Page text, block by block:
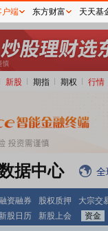
新股 期指 期权 行情
据中心 全
资融券 股权质押 大宗交
新股日历 新股上会 资金
户端 东方财富 天天基